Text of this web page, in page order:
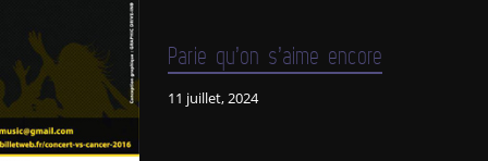
Parie qu’on s’aime encore
11 juillet, 2024